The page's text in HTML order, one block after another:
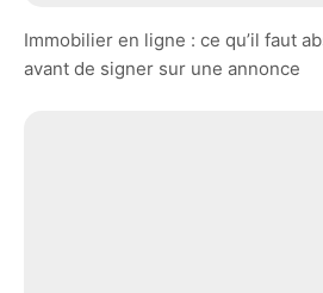
Immobilier en ligne : ce qu’il faut
avant de signer sur une annonce